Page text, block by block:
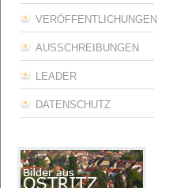
VERÖFFENTLICHUNGEN
AUSSCHREIBUNGEN
LEADER
DATENSCHUTZ